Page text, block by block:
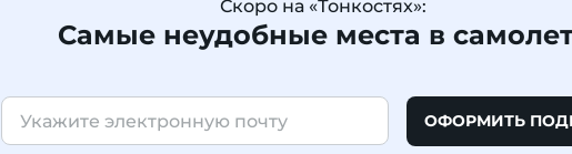
Скоро на «Тонкостях»:
Самые неудобные места в
ОФОРМИТЬ